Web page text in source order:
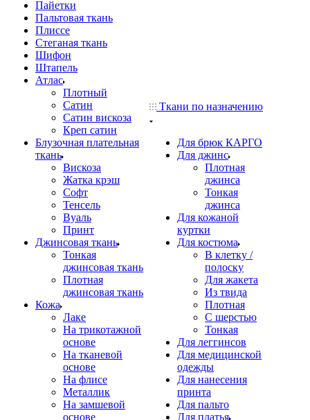
Пайетки
Пальтовая ткань
Плиссе
Стеганая ткань
Шифон
Штапель
Атлас
Плотный
Сатин
Сатин вискоза
Креп сатин
Блузочная плательная
ткань
Вискоза
Жатка крэш
Софт
Тенсель
Вуаль
Принт
Джинсовая ткань
Тонкая
джинсовая ткань
Плотная
джинсовая ткань
Кожа
Лаке
На трикотажной
основе
На тканевой
основе
На флисе
Металлик
На замшевой
основе
Ткани по назначению
Для брюк КАРГО
Для джинс
Плотная
джинса
Тонкая
джинса
Для кожаной
куртки
Для костюма
В клетку /
полоску
Для жакета
Из твида
Плотная
С шерстью
Тонкая
Для леггинсов
Для медицинской
одежды
Для нанесения
принта
Для пальто
Для платья